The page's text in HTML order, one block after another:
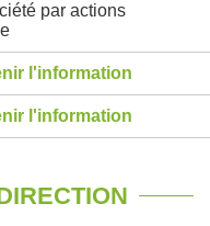
par actions
l'information
l'information